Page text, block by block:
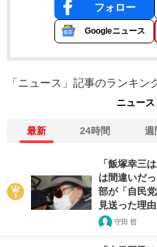
フォロー
Googleニュース
「ニュース」記事のランキン
ニュース
最新 24時間 週
「飯塚幸三
は間違いだ
部が「自民
見送った理由
守田 哲